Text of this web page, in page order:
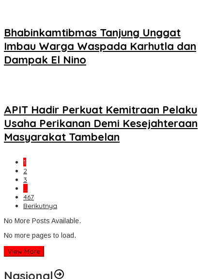
Bhabinkamtibmas Tanjung Unggat
Imbau Warga Waspada Karhutla dan
Dampak El Nino
APIT Hadir Perkuat Kemitraan Pelaku
Usaha Perikanan Demi Kesejahteraan
Masyarakat Tambelan
1
2
3
…
467
Berikutnya
No More Posts Available.
No more pages to load.
View More
Nasional